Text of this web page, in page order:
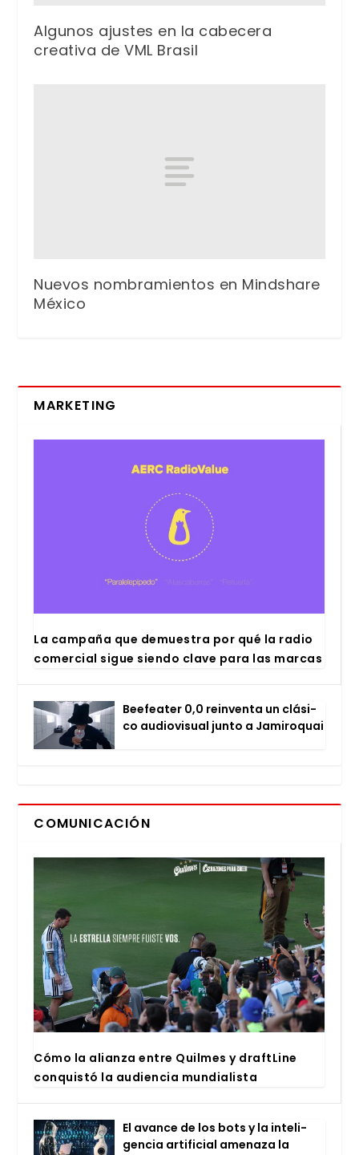
Algunos ajustes en la cabecera
creativa de VML Brasil
Nuevos nombramientos en Mindshare
México
MARKETING
La cam­pa­ña que demues­tra por qué la radio
comer­cial sigue sien­do cla­ve para las mar­cas
Bee­fea­ter 0,0 rein­ven­ta un clá­si­
co audio­vi­sual jun­to a Jami­ro­quai
COMUNICACIÓN
Cómo la alian­za entre Quil­mes y draftLi­ne
con­quis­tó la audien­cia mun­dia­lis­ta
El avan­ce de los bots y la inte­li­
gen­cia arti­fi­cial ame­na­za la